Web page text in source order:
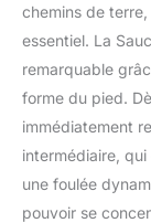
chemins de
essentiel. La
remarquable
forme du pied.
immédiatement
intermédiaire,
une foulée
pouvoir se